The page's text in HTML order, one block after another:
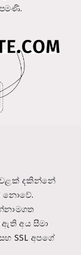
දකින්නේ
නොවේ.
ඇති අය සීමා
SSL අපගේ